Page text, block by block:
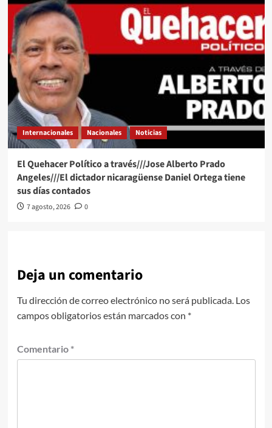
Internacionales Nacionales Noticias
El Quehacer Político a través///Jose Alberto Prado
Angeles///El dictador nicaragüense Daniel Ortega tiene
sus días contados
7 agosto, 2026 0
Deja un comentario
Tu dirección de correo electrónico no será publicada. Los
campos obligatorios están marcados con *
Comentario *